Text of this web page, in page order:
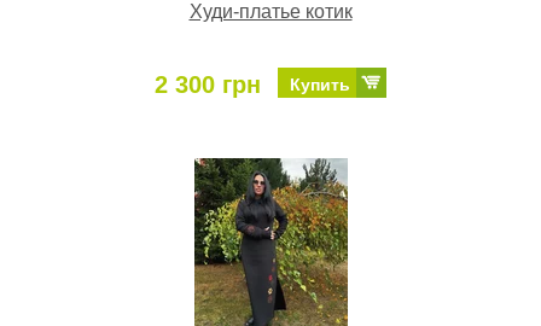
Худи-платье котик
2 300 грн Купить